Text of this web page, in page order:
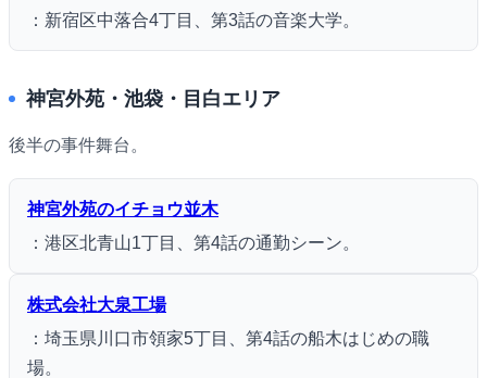
：新宿区中落合4丁目、第3話の音楽大学。
神宮外苑・池袋・目白エリア
後半の事件舞台。
神宮外苑のイチョウ並木
：港区北青山1丁目、第4話の通勤シーン。
株式会社大泉工場
：埼玉県川口市領家5丁目、第4話の船木はじめの職
場。